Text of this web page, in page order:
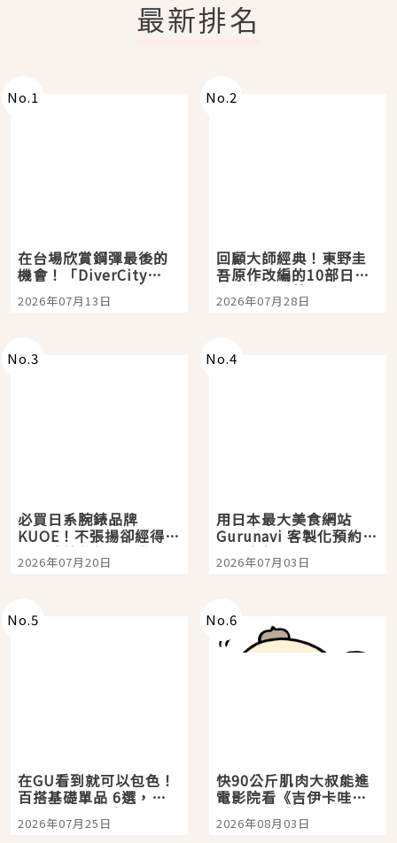
最新排名
No.1
在台場欣賞鋼彈最後的
機會！「DiverCity
Tokyo Plaza」搭船、
購物、美食及夜景，一
2026年07月13日
No.2
回顧大師經典！東野圭
吾原作改編的10部日本
影視作品推薦
2026年07月28日
No.3
必買日系腕錶品牌
KUOE！不張揚卻經得起
時間洗鍊的經典之作五
選
2026年07月20日
No.4
用日本最大美食網站
Gurunavi 客製化預約九
大都市餐廳，打造專屬
美食體驗！
2026年07月03日
No.5
在GU看到就可以包色！
百搭基礎單品 6選，閉
眼全收也不心疼
2026年07月25日
No.6
快90公斤肌肉大叔能進
電影院看《吉伊卡哇》
嗎？日本重金屬樂團
「打首」會長與nagano
2026年08月03日